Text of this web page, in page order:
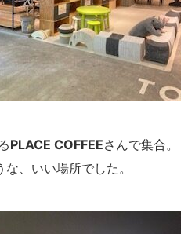
PLACE COFFEEさんで集合。
、いい場所でした。